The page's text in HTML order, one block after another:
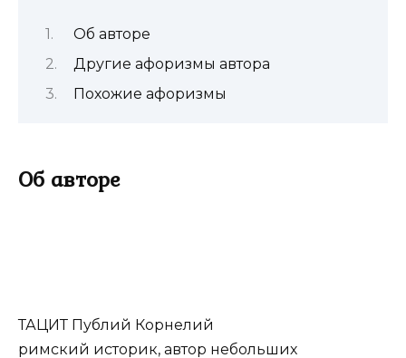
Об авторе
Другие афоризмы автора
Похожие афоризмы
Об авторе
ТАЦИТ Публий Корнелий
римский историк, автор небольших